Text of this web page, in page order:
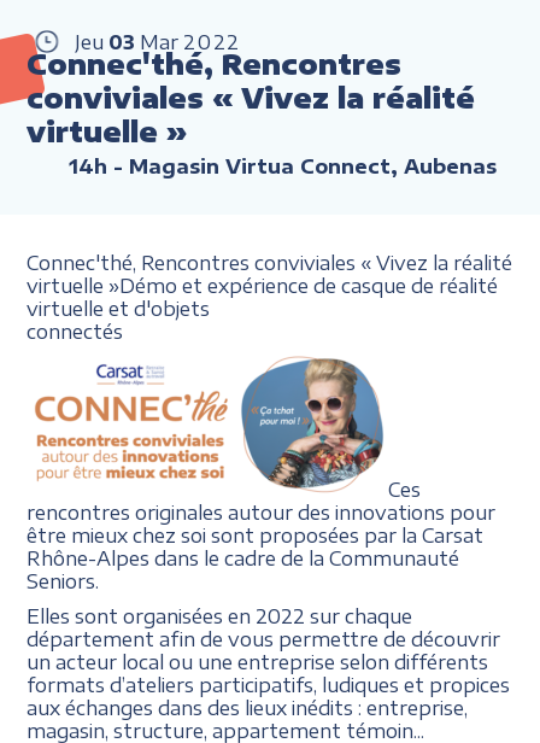
Jeu 03 Mar 2022
Connec'thé, Rencontres
conviviales « Vivez la réalité
virtuelle »
14h - Magasin Virtua Connect, Aubenas
Connec'thé, Rencontres conviviales « Vivez la réalité
virtuelle »Démo et expérience de casquede réalité
virtuelle et d'objets
connectés
Ces
rencontres originales autour des innovations pour
être mieux chez soi sont proposées par la Carsat
Rhône-Alpes dans le cadre de la Communauté
Seniors.
Elles sont organisées en 2022 sur chaque
département afin de vous permettre de découvrir
un acteur local ou une entreprise selon différents
formats d’ateliers participatifs, ludiques et propices
aux échanges dans des lieux inédits : entreprise,
magasin, structure, appartement témoin...